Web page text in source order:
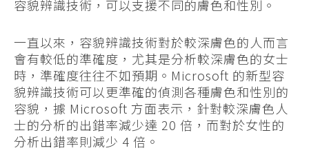
容貌辨識技術，可以支援不同的膚色和性別。
一直以來，容貌辨識技術對於較深膚色的人而言
會有較低的準確度，尤其是分析較深膚色的女士
時，準確度往往不如預期。Microsoft 的新型容
貌辨識技術可以更準確的偵測各種膚色和性別的
容貌，據 Microsoft 方面表示，針對較深膚色人
士的分析的出錯率減少達 20 倍，而對於女性的
分析出錯率則減少 4 倍。